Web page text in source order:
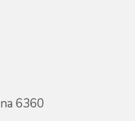
6360